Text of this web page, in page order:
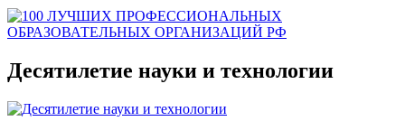
Десятилетие науки и технологии